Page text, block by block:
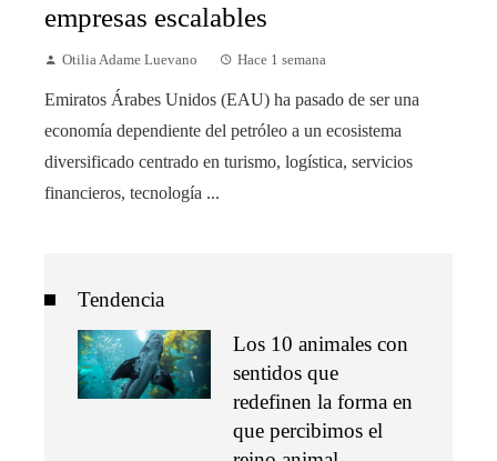
empresas escalables
Otilia Adame Luevano Hace 1 semana
Emiratos Árabes Unidos (EAU) ha pasado de ser una
economía dependiente del petróleo a un ecosistema
diversificado centrado en turismo, logística, servicios
financieros, tecnología ...
Tendencia
Los 10 animales con
sentidos que
redefinen la forma en
que percibimos el